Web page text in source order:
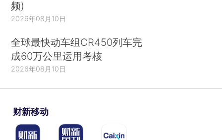
频)
2026年08月10日
全球最快动车组CR450列车完
成60万公里运用考核
2026年08月10日
财新移动